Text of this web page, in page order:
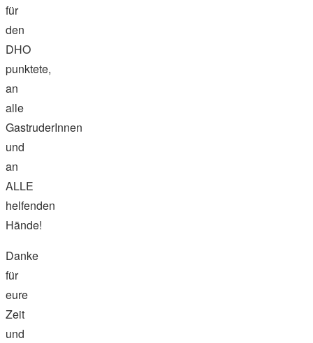
für
den
DHO
punktete,
an
alle
GastruderInnen
und
an
ALLE
helfenden
Hände!
Danke
für
eure
Zeit
und